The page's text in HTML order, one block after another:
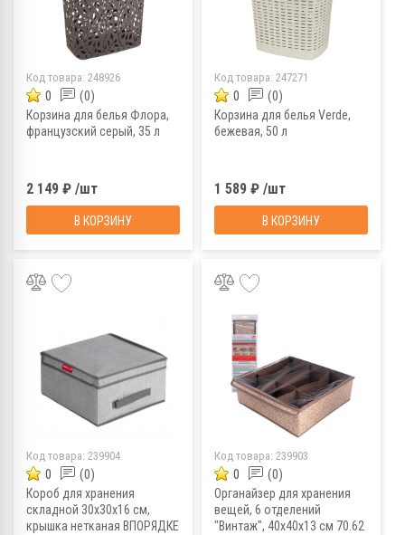
Код товара: 248926
0 (0)
Корзина для белья Флора,
французский серый, 35 л
2 149 ₽ /шт
В КОРЗИНУ
Код товара: 247271
0 (0)
Корзина для белья Verde,
бежевая, 50 л
1 589 ₽ /шт
В КОРЗИНУ
Код товара: 239904
0 (0)
Короб для хранения
складной 30х30х16 см,
крышка нетканая ВПОРЯДКЕ
Код товара: 239903
0 (0)
Органайзер для хранения
вещей, 6 отделений
"Винтаж", 40х40х13 см 70.62